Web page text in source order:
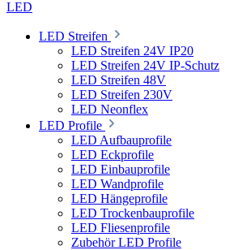
LED
LED Streifen
LED Streifen 24V IP20
LED Streifen 24V IP-Schutz
LED Streifen 48V
LED Streifen 230V
LED Neonflex
LED Profile
LED Aufbauprofile
LED Eckprofile
LED Einbauprofile
LED Wandprofile
LED Hängeprofile
LED Trockenbauprofile
LED Fliesenprofile
Zubehör LED Profile